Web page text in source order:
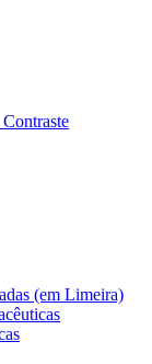
Contraste
(em Limeira)